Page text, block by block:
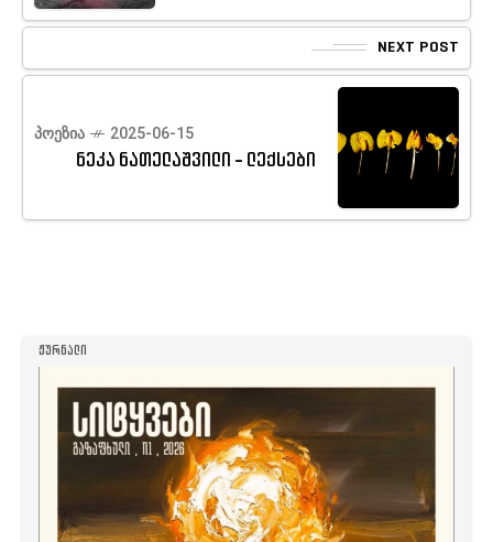
NEXT POST
ᲞᲝᲔᲖᲘᲐ 2025-06-15
ნეკა ნათელაშვილი - ლექსები
ᲟᲣᲠᲜᲐᲚᲘ